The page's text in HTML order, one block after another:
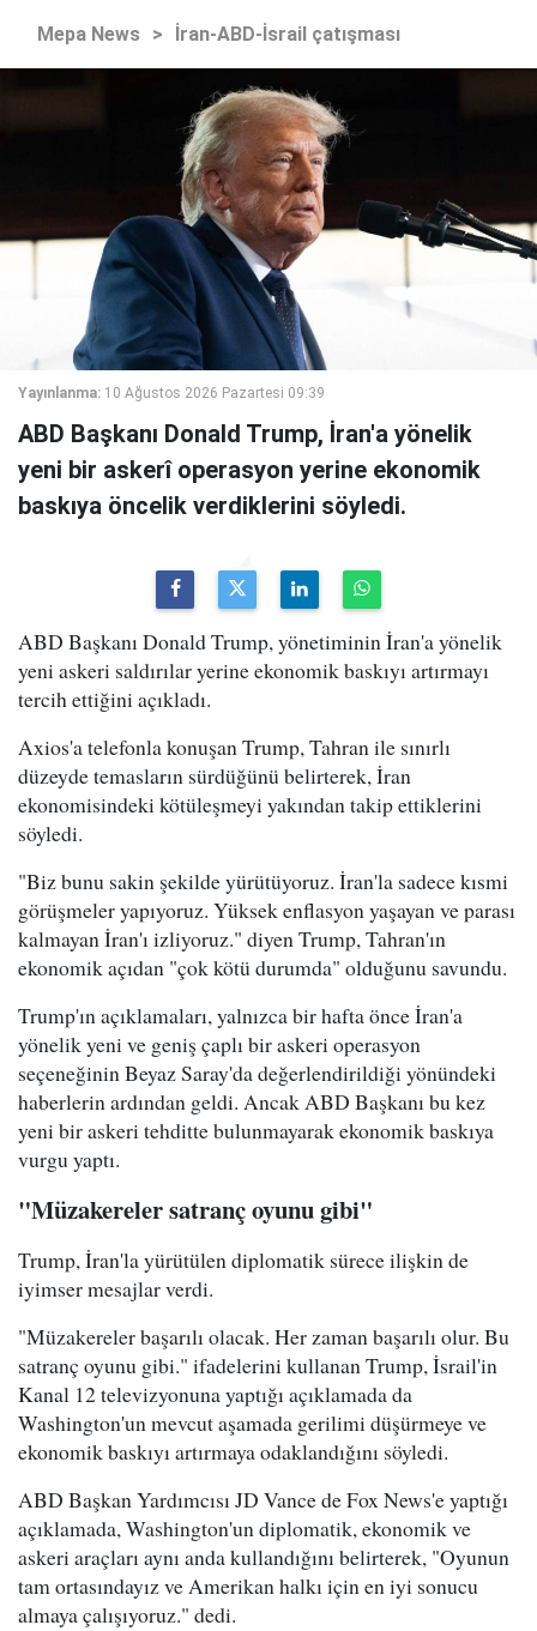
Mepa News > İran-ABD-İsrail çatışması
Yayınlanma: 10 Ağustos 2026 Pazartesi 09:39
ABD Başkanı Donald Trump, İran'a yönelik
yeni bir askerî operasyon yerine ekonomik
baskıya öncelik verdiklerini söyledi.
ABD Başkanı Donald Trump, yönetiminin İran'a yönelik
yeni askeri saldırılar yerine ekonomik baskıyı artırmayı
tercih ettiğini açıkladı.
Axios'a telefonla konuşan Trump, Tahran ile sınırlı
düzeyde temasların sürdüğünü belirterek, İran
ekonomisindeki kötüleşmeyi yakından takip ettiklerini
söyledi.
"Biz bunu sakin şekilde yürütüyoruz. İran'la sadece kısmi
görüşmeler yapıyoruz. Yüksek enflasyon yaşayan ve parası
kalmayan İran'ı izliyoruz." diyen Trump, Tahran'ın
ekonomik açıdan "çok kötü durumda" olduğunu savundu.
Trump'ın açıklamaları, yalnızca bir hafta önce İran'a
yönelik yeni ve geniş çaplı bir askeri operasyon
seçeneğinin Beyaz Saray'da değerlendirildiği yönündeki
haberlerin ardından geldi. Ancak ABD Başkanı bu kez
yeni bir askeri tehditte bulunmayarak ekonomik baskıya
vurgu yaptı.
"Müzakereler satranç oyunu gibi"
Trump, İran'la yürütülen diplomatik sürece ilişkin de
iyimser mesajlar verdi.
"Müzakereler başarılı olacak. Her zaman başarılı olur. Bu
satranç oyunu gibi." ifadelerini kullanan Trump, İsrail'in
Kanal 12 televizyonuna yaptığı açıklamada da
Washington'un mevcut aşamada gerilimi düşürmeye ve
ekonomik baskıyı artırmaya odaklandığını söyledi.
ABD Başkan Yardımcısı JD Vance de Fox News'e yaptığı
açıklamada, Washington'un diplomatik, ekonomik ve
askeri araçları aynı anda kullandığını belirterek, "Oyunun
tam ortasındayız ve Amerikan halkı için en iyi sonucu
almaya çalışıyoruz." dedi.